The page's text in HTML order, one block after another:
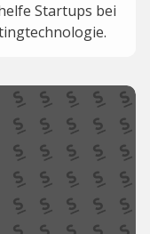
Startups bei